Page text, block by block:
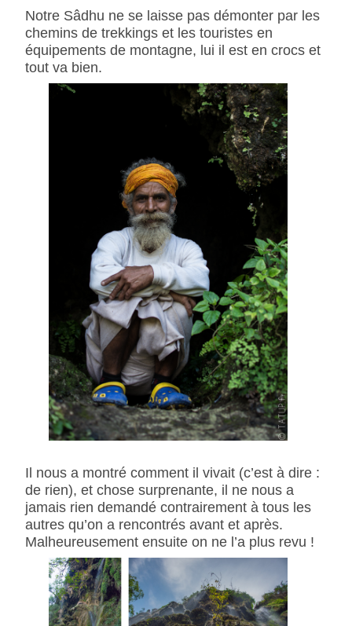
Notre Sâdhu ne se laisse pas démonter par les
chemins de trekkings et les touristes en
équipements de montagne, lui il est en crocs et
tout va bien.
Il nous a montré comment il vivait (c’est à dire :
de rien), et chose surprenante, il ne nous a
jamais rien demandé contrairement à tous les
autres qu’on a rencontrés avant et après.
Malheureusement ensuite on ne l’a plus revu !